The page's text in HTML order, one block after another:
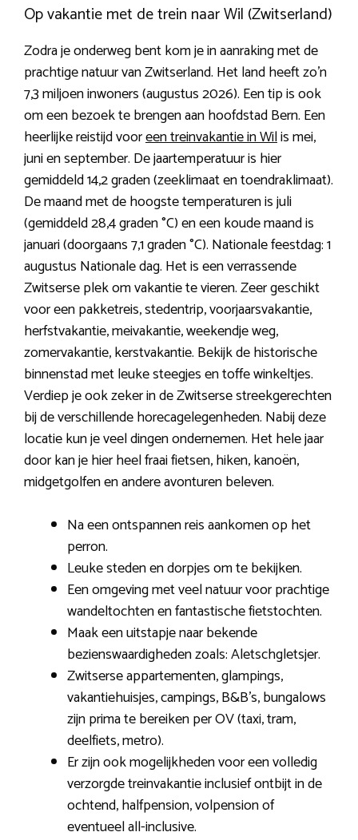
Op vakantie met de trein naar Wil (Zwitserland)
Zodra je onderweg bent kom je in aanraking met de
prachtige natuur van Zwitserland. Het land heeft zo’n
7,3 miljoen inwoners (augustus 2026). Een tip is ook
om een bezoek te brengen aan hoofdstad Bern. Een
heerlijke reistijd vooreen treinvakantie in Wilis mei,
juni en september. De jaartemperatuur is hier
gemiddeld 14,2 graden (zeeklimaat en toendraklimaat).
De maand met de hoogste temperaturen is juli
(gemiddeld 28,4 graden °C) en een koude maand is
januari (doorgaans 7,1 graden °C). Nationale feestdag: 1
augustus Nationale dag. Het is een verrassende
Zwitserse plek om vakantie te vieren. Zeer geschikt
voor een pakketreis, stedentrip, voorjaarsvakantie,
herfstvakantie, meivakantie, weekendje weg,
zomervakantie, kerstvakantie. Bekijk de historische
binnenstad met leuke steegjes en toffe winkeltjes.
Verdiep je ook zeker in de Zwitserse streekgerechten
bij de verschillende horecagelegenheden. Nabij deze
locatie kun je veel dingen ondernemen. Het hele jaar
door kan je hier heel fraai fietsen, hiken, kanoën,
midgetgolfen en andere avonturen beleven.
Na een ontspannen reis aankomen op het
perron.
Leuke steden en dorpjes om te bekijken.
Een omgeving met veel natuur voor prachtige
wandeltochten en fantastische fietstochten.
Maak een uitstapje naar bekende
bezienswaardigheden zoals: Aletschgletsjer.
Zwitserse appartementen, glampings,
vakantiehuisjes, campings, B&B’s, bungalows
zijn prima te bereiken per OV (taxi, tram,
deelfiets, metro).
Er zijn ook mogelijkheden voor een volledig
verzorgde treinvakantie inclusief ontbijt in de
ochtend, halfpension, volpension of
eventueel all-inclusive.